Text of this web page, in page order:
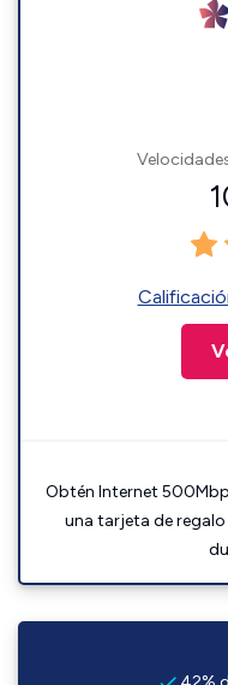
Obtén Internet
una tarjeta de